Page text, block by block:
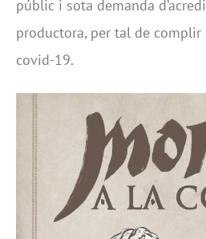
públic i sota demanda
productora, per tal de
covid-19.